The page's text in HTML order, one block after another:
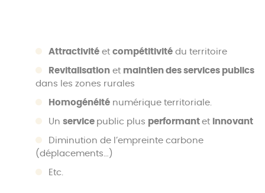
Attractivitéet compétitivitédu territoire
Revitalisationet maintien des services publics
dans les zones rurales
Homogénéiténumérique territoriale.
Un service public plus performant et innovant
Diminution de l’empreinte carbone
(déplacements…)
Etc.